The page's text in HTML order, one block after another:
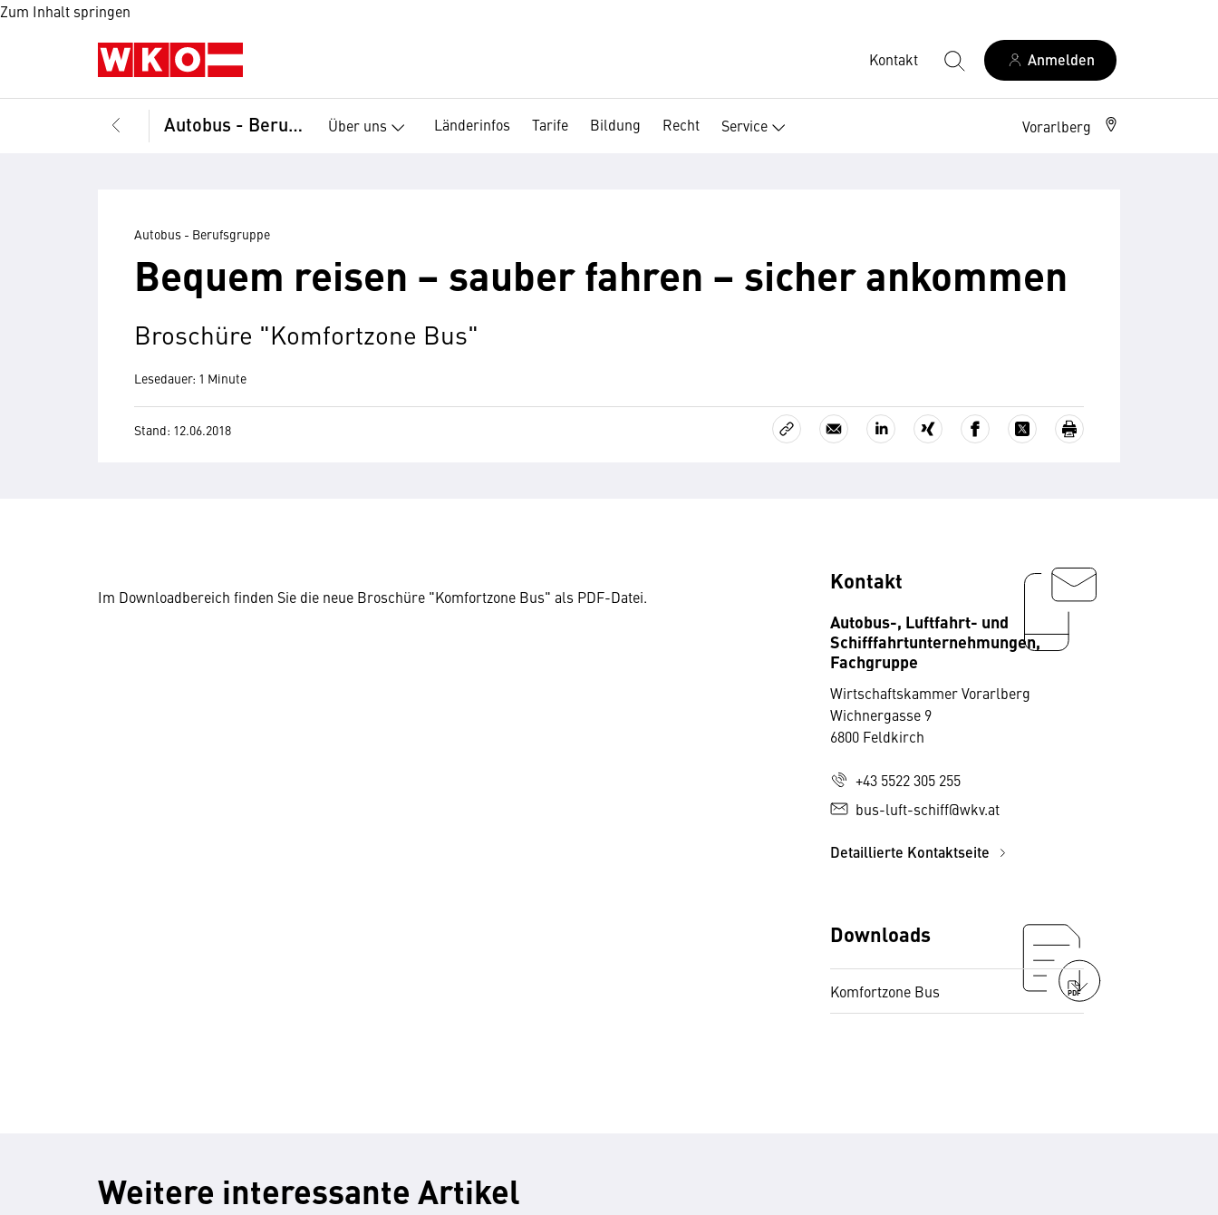
Zum Inhalt springen
Kontakt Anmelden
Autobus - Berufsgruppe Über uns Länderinfos Tarife Bildung Recht Service Vorarlberg
Autobus - Berufsgruppe
Bequem reisen – sauber fahren – sicher ankommen
Broschüre "Komfortzone Bus"
Lesedauer: 1 Minute
Stand: 12.06.2018
Im Downloadbereich finden Sie die neue Broschüre "Komfortzone Bus" als PDF-Datei.
Kontakt
Autobus-, Luftfahrt- und
Schifffahrtunternehmungen,
Fachgruppe
Wirtschaftskammer Vorarlberg
Wichnergasse 9
6800 Feldkirch
+43 5522 305 255
bus-luft-schiff@wkv.at
Detaillierte Kontaktseite
Downloads
Komfortzone Bus PDF
Weitere interessante Artikel